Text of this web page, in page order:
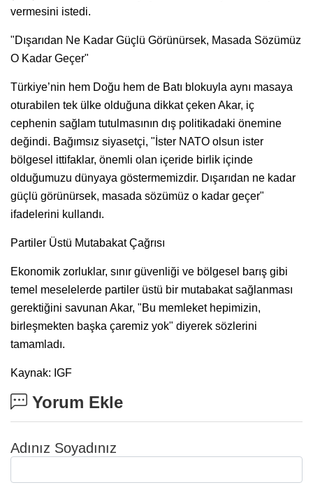
vermesini istedi.
"Dışarıdan Ne Kadar Güçlü Görünürsek, Masada Sözümüz
O Kadar Geçer"
Türkiye’nin hem Doğu hem de Batı blokuyla aynı masaya
oturabilen tek ülke olduğuna dikkat çeken Akar, iç
cephenin sağlam tutulmasının dış politikadaki önemine
değindi. Bağımsız siyasetçi, "İster NATO olsun ister
bölgesel ittifaklar, önemli olan içeride birlik içinde
olduğumuzu dünyaya göstermemizdir. Dışarıdan ne kadar
güçlü görünürsek, masada sözümüz o kadar geçer"
ifadelerini kullandı.
Partiler Üstü Mutabakat Çağrısı
Ekonomik zorluklar, sınır güvenliği ve bölgesel barış gibi
temel meselelerde partiler üstü bir mutabakat sağlanması
gerektiğini savunan Akar, "Bu memleket hepimizin,
birleşmekten başka çaremiz yok" diyerek sözlerini
tamamladı.
Kaynak: IGF
Yorum Ekle
Adınız Soyadınız